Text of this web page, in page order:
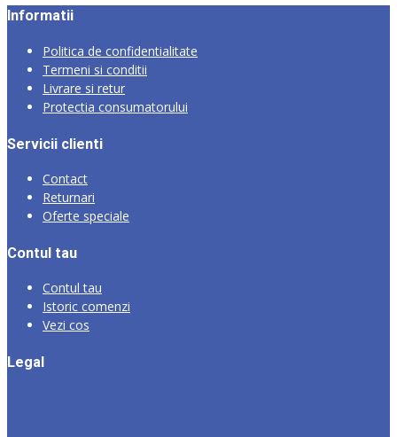
Informatii
Politica de confidentialitate
Termeni si conditii
Livrare si retur
Protectia consumatorului
Servicii clienti
Contact
Returnari
Oferte speciale
Contul tau
Contul tau
Istoric comenzi
Vezi cos
Legal